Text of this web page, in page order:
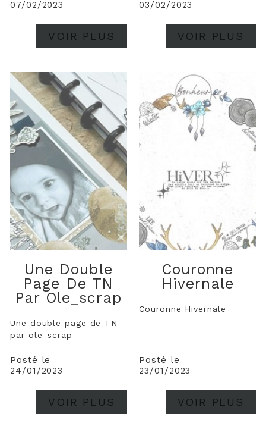
07/02/2023
VOIR PLUS
03/02/2023
VOIR PLUS
Une Double
Page De TN
Par Ole_scrap
Une double page de TN
par ole_scrap
Posté le
24/01/2023
VOIR PLUS
Couronne
Hivernale
Couronne Hivernale
Posté le
23/01/2023
VOIR PLUS